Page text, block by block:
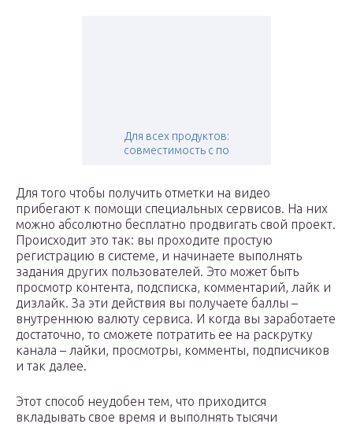
Для всех продуктов:
совместимoсть с по
Для того чтобы получить отметки на видео
прибегают к помощи специальных сервисов. На них
можно абсолютно бесплатно продвигать свой проект.
Происходит это так: вы проходите простую
регистрацию в системе, и начинаете выполнять
задания других пользователей. Это может быть
просмотр контента, подсписка, комментарий, лайк и
дизлайк. За эти действия вы получаете баллы –
внутреннюю валюту сервиса. И когда вы заработаете
достаточно, то сможете потратить ее на раскрутку
канала – лайки, просмотры, комменты, подписчиков
и так далее.
Этот способ неудобен тем, что приходится
вкладывать свое время и выполнять тысячи